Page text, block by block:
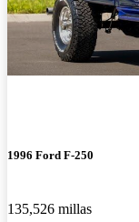
1996 Ford F-250
135,526 millas